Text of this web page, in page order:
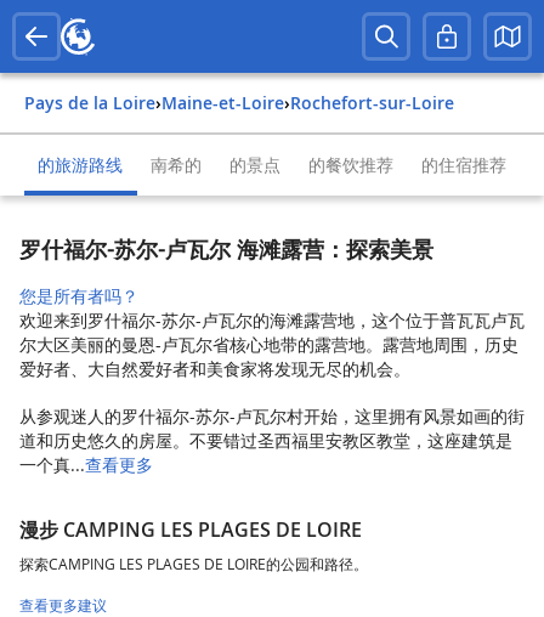
Pays de la Loire› Maine-et-Loire› Rochefort-sur-Loire
的旅游路线 南希的 的景点 的餐饮推荐 的住宿推荐
罗什福尔-苏尔-卢瓦尔 海滩露营：探索美景
您是所有者吗？
欢迎来到罗什福尔-苏尔-卢瓦尔的海滩露营地，这个位于普瓦瓦卢瓦
尔大区美丽的曼恩-卢瓦尔省核心地带的露营地。露营地周围，历史
爱好者、大自然爱好者和美食家将发现无尽的机会。
从参观迷人的罗什福尔-苏尔-卢瓦尔村开始，这里拥有风景如画的街
道和历史悠久的房屋。不要错过圣西福里安教区教堂，这座建筑是
一个真...查看更多
漫步 CAMPING LES PLAGES DE LOIRE
探索CAMPING LES PLAGES DE LOIRE的公园和路径。
查看更多建议